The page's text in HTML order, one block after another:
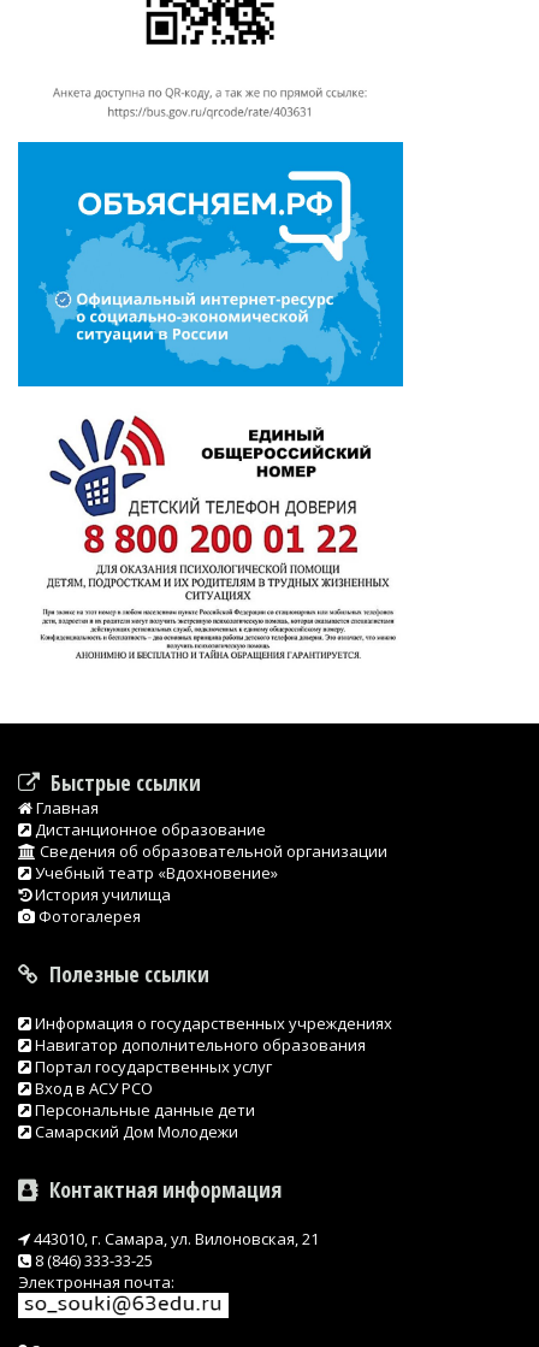
Быстрые ссылки
Главная
Дистанционное образование
Сведения об образовательной организации
Учебный театр «Вдохновение»
История училища
Фотогалерея
Полезные ссылки
Информация о государственных учреждениях
Навигатор дополнительного образования
Портал государственных услуг
Вход в АСУ РСО
Персональные данные дети
Самарский Дом Молодежи
Контактная информация
443010, г. Самара, ул. Вилоновская, 21
8 (846) 333-33-25
Электронная почта: